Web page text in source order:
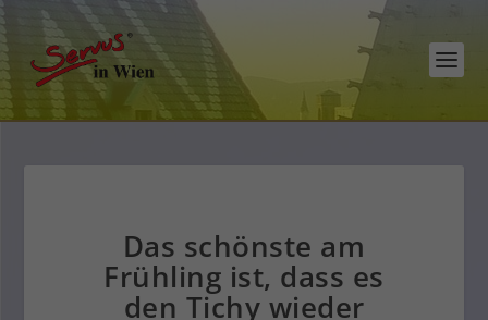
Das schönste am
Frühling ist, dass es
den Tichy wieder